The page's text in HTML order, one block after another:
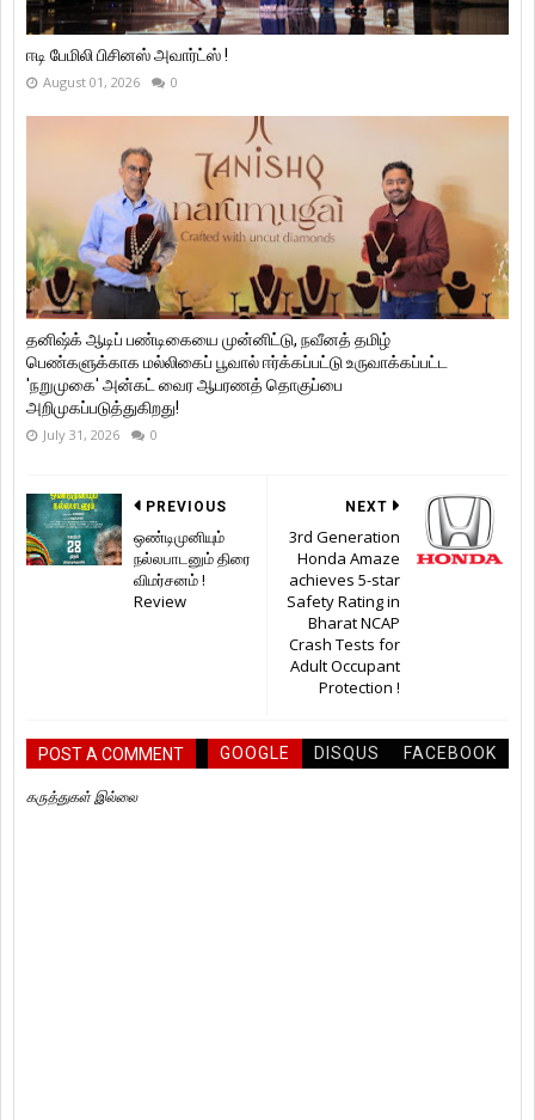
ஈடி பேமிலி பிசினஸ் அவார்ட்ஸ் !
August 01, 2026 0
தனிஷ்க் ஆடிப் பண்டிகையை முன்னிட்டு, நவீனத் தமிழ்
பெண்களுக்காக மல்லிகைப் பூவால் ஈர்க்கப்பட்டு உருவாக்கப்பட்ட
'நறுமுகை' அன்கட் வைர ஆபரணத் தொகுப்பை
அறிமுகப்படுத்துகிறது!
July 31, 2026 0
NEXT
3rd Generation
Honda Amaze
achieves 5-star
Safety Rating in
Bharat NCAP
Crash Tests for
Adult Occupant
Protection !
PREVIOUS
ஒண்டிமுனியும்
நல்லபாடனும் திரை
விமர்சனம் !
Review
POST A COMMENT GOOGLE DISQUS FACEBOOK
கருத்துகள் இல்லை